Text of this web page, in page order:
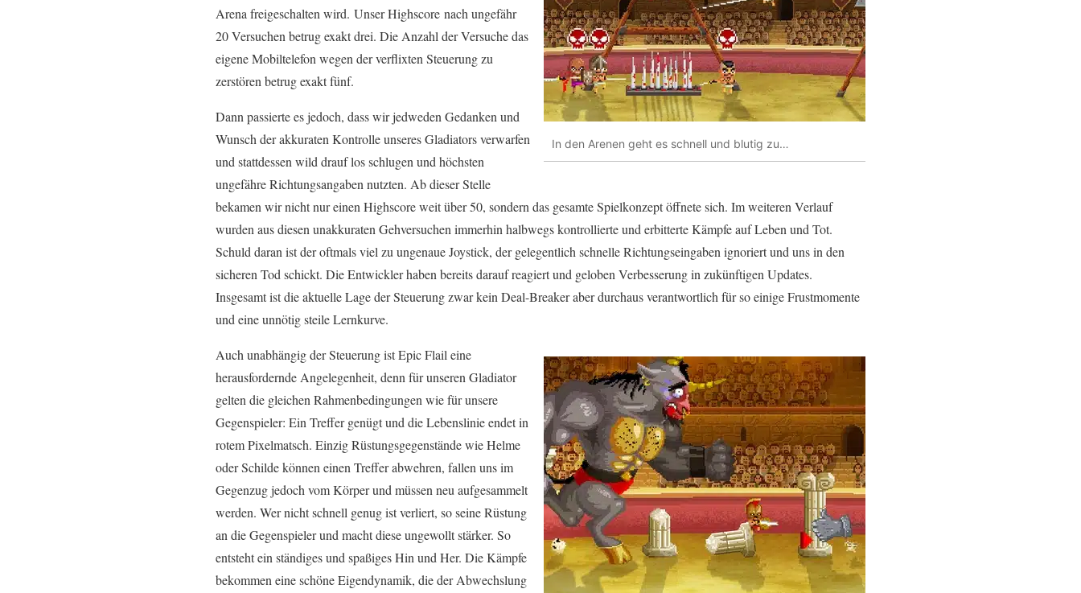
In den Arenen geht es schnell und blutig zu…
Arena freigeschalten wird. Unser Highscore nach ungefähr
20 Versuchen betrug exakt drei. Die Anzahl der Versuche das
eigene Mobiltelefon wegen der verﬂixten Steuerung zu
zerstören betrug exakt fünf.
Dann passierte es jedoch, dass wir jedweden Gedanken und
Wunsch der akkuraten Kontrolle unseres Gladiators verwarfen
und stattdessen wild drauf los schlugen und höchsten
ungefähre Richtungsangaben nutzten. Ab dieser Stelle
bekamen wir nicht nur einen Highscore weit über 50, sondern das gesamte Spielkonzept öffnete sich. Im weiteren Verlauf
wurden aus diesen unakkuraten Gehversuchen immerhin halbwegs kontrollierte und erbitterte Kämpfe auf Leben und Tot.
Schuld daran ist der oftmals viel zu ungenaue Joystick, der gelegentlich schnelle Richtungseingaben ignoriert und uns in den
sicheren Tod schickt. Die Entwickler haben bereits darauf reagiert und geloben Verbesserung in zukünftigen Updates.
Insgesamt ist die aktuelle Lage der Steuerung zwar kein Deal-Breaker aber durchaus verantwortlich für so einige Frustmomente
und eine unnötig steile Lernkurve.
Auch unabhängig der Steuerung ist Epic Flail eine
herausfordernde Angelegenheit, denn für unseren Gladiator
gelten die gleichen Rahmenbedingungen wie für unsere
Gegenspieler: Ein Treffer genügt und die Lebenslinie endet in
rotem Pixelmatsch. Einzig Rüstungsgegenstände wie Helme
oder Schilde können einen Treffer abwehren, fallen uns im
Gegenzug jedoch vom Körper und müssen neu aufgesammelt
werden. Wer nicht schnell genug ist verliert, so seine Rüstung
an die Gegenspieler und macht diese ungewollt stärker. So
entsteht ein ständiges und spaßiges Hin und Her. Die Kämpfe
bekommen eine schöne Eigendynamik, die der Abwechslung